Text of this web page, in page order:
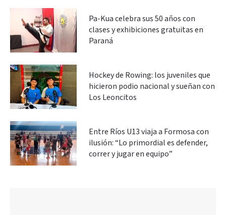
Pa-Kua celebra sus 50 años con
clases y exhibiciones gratuitas en
Paraná
Hockey de Rowing: los juveniles que
hicieron podio nacional y sueñan con
Los Leoncitos
Entre Ríos U13 viaja a Formosa con
ilusión: “Lo primordial es defender,
correr y jugar en equipo”